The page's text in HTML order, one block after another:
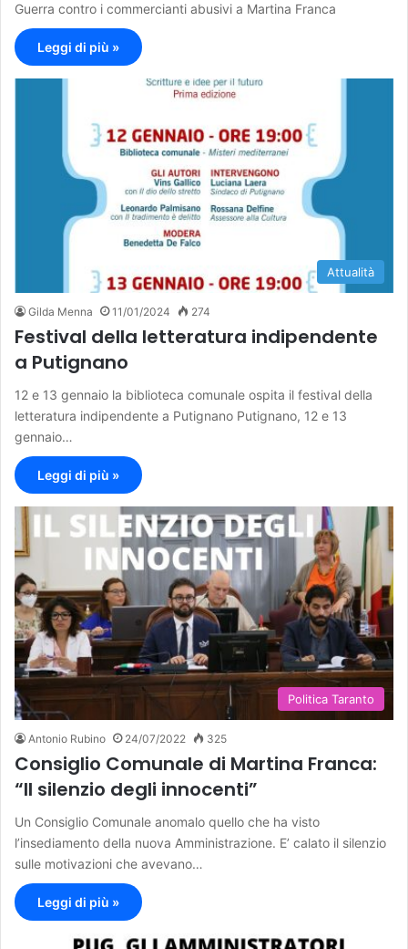
Guerra contro i commercianti abusivi a Martina Franca
Leggi di più »
Attualità
Gilda Menna 11/01/2024 274
Festival della letteratura indipendente
a Putignano
12 e 13 gennaio la biblioteca comunale ospita il festival della
letteratura indipendente a Putignano Putignano, 12 e 13
gennaio…
Leggi di più »
Politica Taranto
Antonio Rubino 24/07/2022 325
Consiglio Comunale di Martina Franca:
“Il silenzio degli innocenti”
Un Consiglio Comunale anomalo quello che ha visto
l’insediamento della nuova Amministrazione. E’ calato il silenzio
sulle motivazioni che avevano…
Leggi di più »